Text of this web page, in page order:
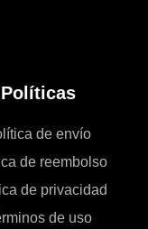
Políticas
de envío
de reembolso
de privacidad
de uso